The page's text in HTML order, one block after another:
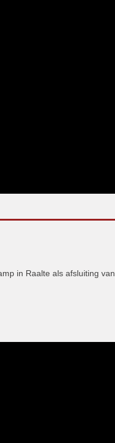
in Raalte als afsluiting van